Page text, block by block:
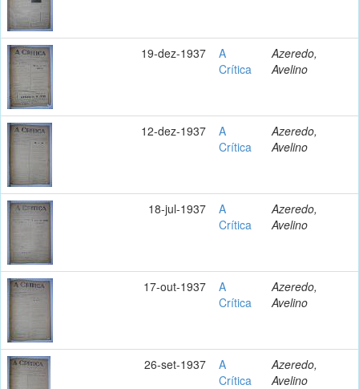
19-dez-1937
A
Crítica
Azeredo,
Avelino
12-dez-1937
A
Crítica
Azeredo,
Avelino
18-jul-1937
A
Crítica
Azeredo,
Avelino
17-out-1937
A
Crítica
Azeredo,
Avelino
26-set-1937
A
Crítica
Azeredo,
Avelino